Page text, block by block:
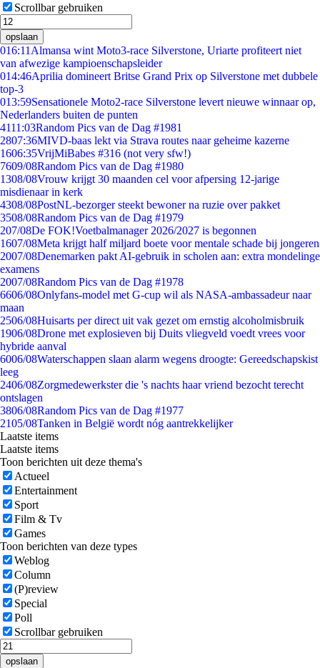
Scrollbar gebruiken
opslaan
016:11 Almansa wint Moto3-race Silverstone, Uriarte profiteert niet
van afwezige kampioenschapsleider
014:46Aprilia domineert Britse Grand Prix op Silverstone met dubbele
top-3
013:59Sensationele Moto2-race Silverstone levert nieuwe winnaar op,
Nederlanders buiten de punten
4111:03Random Pics van de Dag #1981
2807:36MIVD-baas lekt via Strava routes naar geheime kazerne
1606:35VrijMiBabes #316 (not very sfw!)
7609/08Random Pics van de Dag #1980
1308/08Vrouw krijgt 30 maanden cel voor afpersing 12-jarige
misdienaar in kerk
4308/08PostNL-bezorger steekt bewoner na ruzie over pakket
3508/08Random Pics van de Dag #1979
207/08De FOK!Voetbalmanager 2026/2027 is begonnen
1607/08Meta krijgt half miljard boete voor mentale schade bij jongeren
2007/08Denemarken pakt AI-gebruik in scholen aan: extra mondelinge
examens
2007/08Random Pics van de Dag #1978
6606/08Onlyfans-model met G-cup wil als NASA-ambassadeur naar
maan
2506/08Huisarts per direct uit vak gezet om ernstig alcoholmisbruik
1906/08Drone met explosieven bij Duits vliegveld voedt vrees voor
hybride aanval
6006/08Waterschappen slaan alarm wegens droogte: Gereedschapskist
leeg
2406/08Zorgmedewerkster die 's nachts haar vriend bezocht terecht
ontslagen
3806/08Random Pics van de Dag #1977
2105/08Tanken in België wordt nóg aantrekkelijker
Laatste items
Laatste items
Toon berichten uit deze thema's
Actueel
Entertainment
Sport
Film & Tv
Games
Toon berichten van deze types
Weblog
Column
(P)review
Special
Poll
Scrollbar gebruiken
opslaan